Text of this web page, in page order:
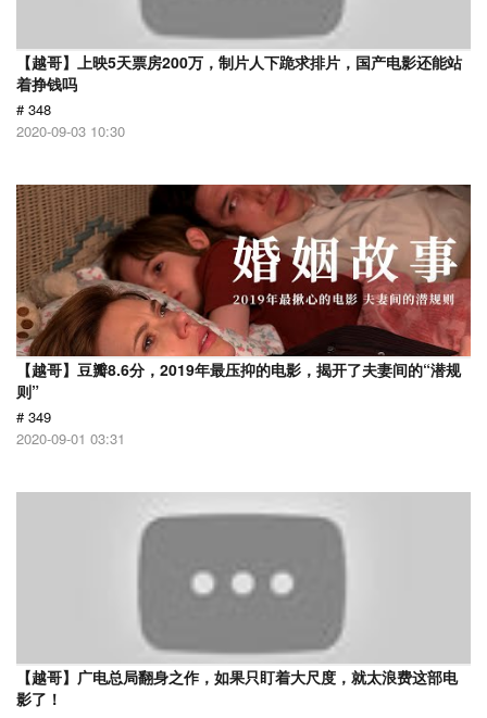
【越哥】上映5天票房200万，制片人下跪求排片，国产电影还能站
着挣钱吗
# 348
2020-09-03 10:30
【越哥】豆瓣8.6分，2019年最压抑的电影，揭开了夫妻间的“潜规
则”
# 349
2020-09-01 03:31
【越哥】广电总局翻身之作，如果只盯着大尺度，就太浪费这部电
影了！